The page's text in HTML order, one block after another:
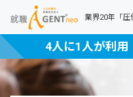
業界20年「圧
4人に1人が利